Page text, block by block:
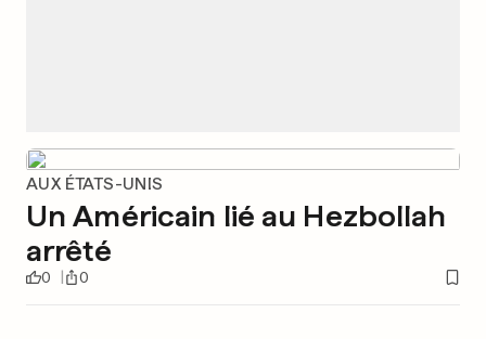
AUX ÉTATS-UNIS
Un Américain lié au Hezbollah
arrêté
0 0